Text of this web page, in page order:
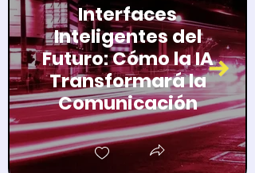
Interfaces
Inteligentes del
Futuro: Cómo la IA
Transformará la
Comunicación